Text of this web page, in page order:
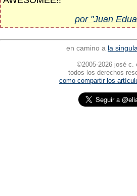
por "Juan
en camino a la
©2005-2026 josé c.
todos los derechos
como compartir los